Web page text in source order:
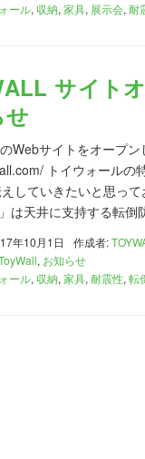
ール, 収納, 家具, 展示会, 耐
サイト
せ
Webサイトをオープン
トイウォールの
していきたいと思っ
は天井に支持する転
年10月1日 作成者:
, お知らせ
ール, 収納, 家具, 耐震性, 転